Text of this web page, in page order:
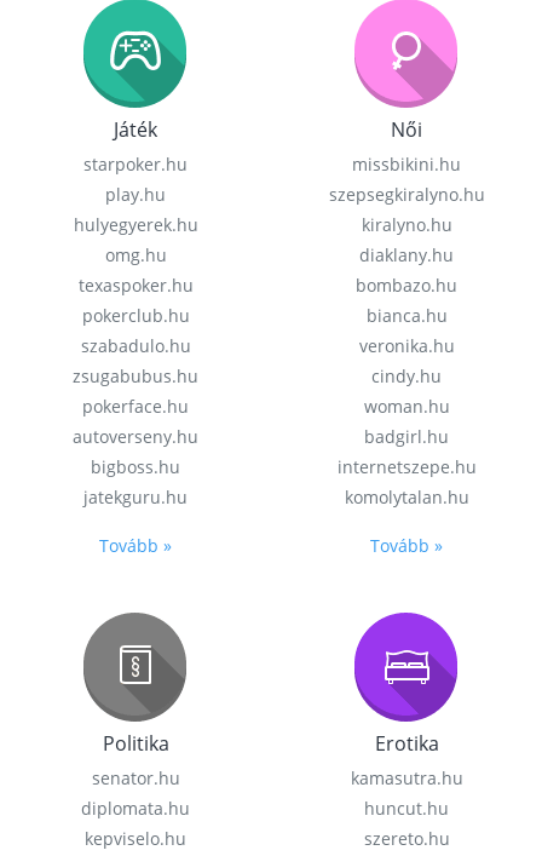
Játék
starpoker.hu
play.hu
hulyegyerek.hu
omg.hu
texaspoker.hu
pokerclub.hu
szabadulo.hu
zsugabubus.hu
pokerface.hu
autoverseny.hu
bigboss.hu
jatekguru.hu
Tovább »
Női
missbikini.hu
szepsegkiralyno.hu
kiralyno.hu
diaklany.hu
bombazo.hu
bianca.hu
veronika.hu
cindy.hu
woman.hu
badgirl.hu
internetszepe.hu
komolytalan.hu
Tovább »
Politika
senator.hu
diplomata.hu
kepviselo.hu
Erotika
kamasutra.hu
huncut.hu
szereto.hu